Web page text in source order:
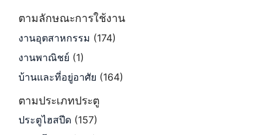
ตามลักษณะการใช้งาน
งานอุตสาหกรรม (174)
งานพาณิชย์ (1)
บ้านและที่อยู่อาศัย (164)
ตามประเภทประตู
ประตูไฮสปีด (157)